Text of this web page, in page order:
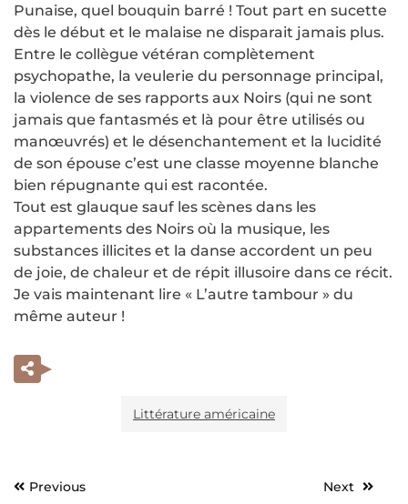
Punaise, quel bouquin barré ! Tout part en sucette
dès le début et le malaise ne disparait jamais plus.
Entre le collègue vétéran complètement
psychopathe, la veulerie du personnage principal,
la violence de ses rapports aux Noirs (qui ne sont
jamais que fantasmés et là pour être utilisés ou
manœuvrés) et le désenchantement et la lucidité
de son épouse c’est une classe moyenne blanche
bien répugnante qui est racontée.
Tout est glauque sauf les scènes dans les
appartements des Noirs où la musique, les
substances illicites et la danse accordent un peu
de joie, de chaleur et de répit illusoire dans ce récit.
Je vais maintenant lire « L’autre tambour » du
même auteur !
Littérature américaine
Navigation
Previous Next